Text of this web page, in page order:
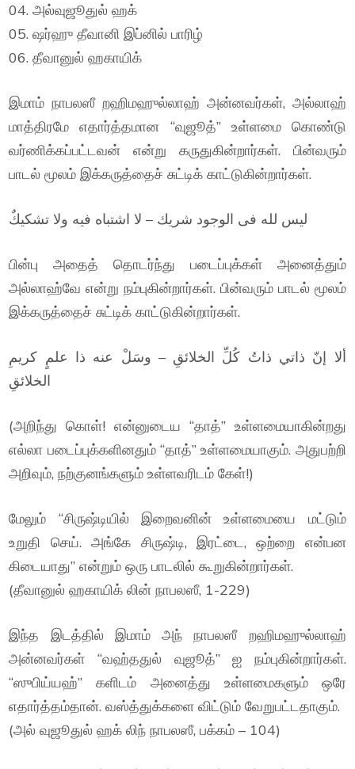
04. அல்வுஜூதுல் ஹக்
05. ஷர்ஹு தீவானி இப்னில் பாரிழ்
06. தீவானுல் ஹகாயிக்
இமாம் நாபலஸீ றஹிமஹுல்லாஹ் அன்னவர்கள், அல்லாஹ்
மாத்திரமே எதார்த்தமான “வுஜூத்” உள்ளமை கொண்டு
வர்ணிக்கப்பட்டவன் என்று கருதுகின்றார்கள். பின்வரும்
பாடல் மூலம் இக்கருத்தைச் சுட்டிக் காட்டுகின்றார்கள்.
ليس لله فى الوجود شريك – لا اشتباه فيه ولا تشكيكٌ
பின்பு அதைத் தொடர்ந்து படைப்புக்கள் அனைத்தும்
அல்லாஹ்வே என்று நம்புகின்றார்கள். பின்வரும் பாடல் மூலம்
இக்கருத்தைச் சுட்டிக் காட்டுகின்றார்கள்.
ألا إنّ ذاتي ذاتُ كُلِّ الخلائقِ – وسَلْ عنه ذا علمٍ كريمِ
الخلائقِ
(அறிந்து கொள்! என்னுடைய “தாத்” உள்ளமையாகின்றது
எல்லா படைப்புக்களினதும் “தாத்” உள்ளமையாகும். அதுபற்றி
அறிவும், நற்குனங்களும் உள்ளவரிடம் கேள்!)
மேலும் “சிருஷ்டியில் இறைவனின் உள்ளமையை மட்டும்
உறுதி செய். அங்கே சிருஷ்டி, இரட்டை, ஒற்றை என்பன
கிடையாது” என்றும் ஒரு பாடலில் கூறுகின்றார்கள்.
(தீவானுல் ஹகாயிக் லின் நாபலஸீ, 1-229)
இந்த இடத்தில் இமாம் அந் நாபலஸீ றஹிமஹுல்லாஹ்
அன்னவர்கள் “வஹ்ததுல் வுஜூத்” ஐ நம்புகின்றார்கள்.
“ஸுபிய்யஹ்” களிடம் அனைத்து உள்ளமைகளும் ஒரே
எதார்த்தம்தான். வஸ்த்துக்களை விட்டும் வேறுபட்டதாகும்.
(அல் வுஜூதுல் ஹக் லிந் நாபலஸீ, பக்கம் – 104)